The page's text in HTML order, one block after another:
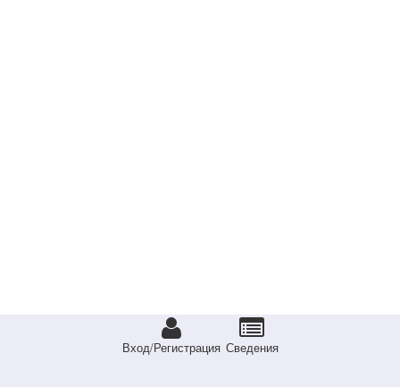
Вход/Регистрация Сведeния